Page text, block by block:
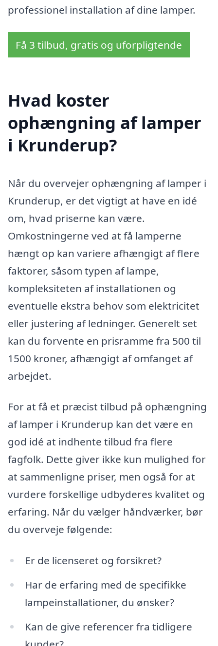
professionel installation af dine lamper.
Få 3 tilbud, gratis og uforpligtende
Hvad koster
ophængning af lamper
i Krunderup?
Når du overvejer ophængning af lamper i
Krunderup, er det vigtigt at have en idé
om, hvad priserne kan være.
Omkostningerne ved at få lamperne
hængt op kan variere afhængigt af flere
faktorer, såsom typen af lampe,
kompleksiteten af installationen og
eventuelle ekstra behov som elektricitet
eller justering af ledninger. Generelt set
kan du forvente en prisramme fra 500 til
1500 kroner, afhængigt af omfanget af
arbejdet.
For at få et præcist tilbud på ophængning
af lamper i Krunderup kan det være en
god idé at indhente tilbud fra flere
fagfolk. Dette giver ikke kun mulighed for
at sammenligne priser, men også for at
vurdere forskellige udbyderes kvalitet og
erfaring. Når du vælger håndværker, bør
du overveje følgende:
Er de licenseret og forsikret?
Har de erfaring med de specifikke
lampeinstallationer, du ønsker?
Kan de give referencer fra tidligere